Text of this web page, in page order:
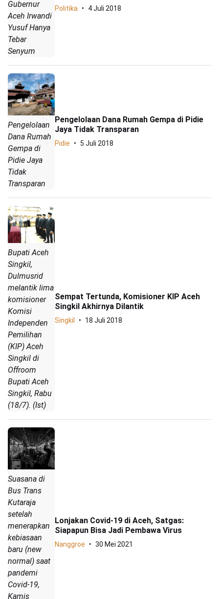
Gubernur
Aceh Irwandi
Yusuf Hanya
Tebar
Senyum
Politika 4 Juli 2018
Pengelolaan
Dana Rumah
Gempa di
Pidie Jaya
Tidak
Transparan
Pengelolaan Dana Rumah Gempa di Pidie
Jaya Tidak Transparan
Pidie 5 Juli 2018
Bupati Aceh
Singkil,
Dulmusrid
melantik lima
komisioner
Komisi
Independen
Pemilihan
(KIP) Aceh
Singkil di
Offroom
Bupati Aceh
Singkil, Rabu
(18/7). (Ist)
Sempat Tertunda, Komisioner KIP Aceh
Singkil Akhirnya Dilantik
Singkil 18 Juli 2018
Suasana di
Bus Trans
Kutaraja
setelah
menerapkan
kebiasaan
baru (new
normal) saat
pandemi
Covid-19,
Kamis
Lonjakan Covid-19 di Aceh, Satgas:
Siapapun Bisa Jadi Pembawa Virus
Nanggroe 30 Mei 2021